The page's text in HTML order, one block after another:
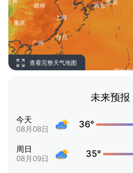
查看完整天气地图
未来预报
今天
08月08日 36°
周日
08月09日 35°